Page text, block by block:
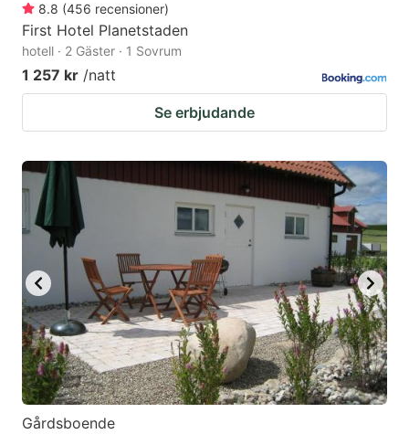
8.8 (456 recensioner)
First Hotel Planetstaden
hotell · 2 Gäster · 1 Sovrum
1 257 kr /natt
Se erbjudande
Gårdsboende